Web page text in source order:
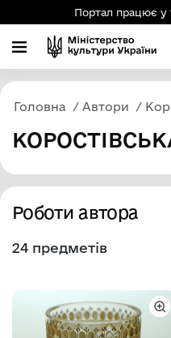
Портал працює у
Головна Автори
Роботи автора
24 предметів